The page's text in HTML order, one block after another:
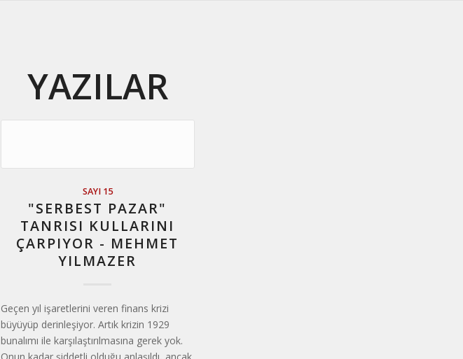
YAZILAR
SAYI 15
"SERBEST PAZAR"
TANRISI KULLARINI
ÇARPIYOR - MEHMET
YILMAZER
Geçen yıl işaretlerini veren finans krizi
büyüyüp derinleşiyor. Artık krizin 1929
bunalımı ile karşılaştırılmasına gerek yok.